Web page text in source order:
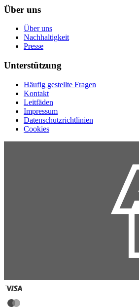
Über uns
Über uns
Nachhaltigkeit
Presse
Unterstützung
Häufig gestellte Fragen
Kontakt
Leitfäden
Impressum
Datenschutzrichtlinien
Cookies